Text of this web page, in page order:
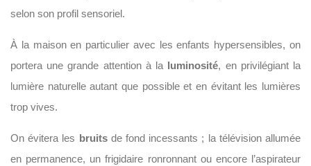
selon son profil sensoriel.
À la maison en particulier avec les enfants hypersensibles, on
portera une grande attention à la luminosité, en privilégiant la
lumière naturelle autant que possible et en évitant les lumières
trop vives.
On évitera les bruitsde fond incessants ; la télévision allumée
en permanence, un frigidaire ronronnant ou encore l’aspirateur